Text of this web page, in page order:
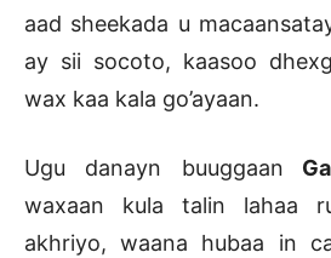
aad sheekada u
ay sii socoto, kaasoo
wax kaa kala go’ayaan.
Ugu danayn buuggaan
waxaan kula talin lahaa
akhriyo, waana hubaa in